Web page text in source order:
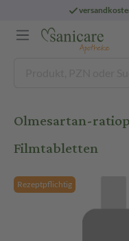
Olmesartan-
Filmtabletten
Rezeptpflichtig